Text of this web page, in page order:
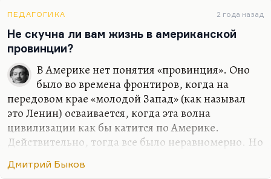
сожалению, любовных историй в современной
России в современном кино. Понимаете, всех
ведь обычно занимает история гендерной
идентичности, которая, по-моему, совсем
неинтересна. Людей занимает проблема как
совместить, условно говоря, секс и отношения.
Как в «Интиме», например: возможен ли секс
без…
ПЕДАГОГИКА 2 года назад
Не скучна ли вам жизнь в американской
провинции?
В Америке нет понятия «провинция». Оно
было во времена фронтиров, когда на
передовом крае «молодой Запад» (как называл
это Ленин) осваивается, когда эта волна
цивилизации как бы катится по Америке.
Действительно, тогда все было неравномерно. Но
примерно сельской. Стоит проехать три минуты,
Дмитрий Быков